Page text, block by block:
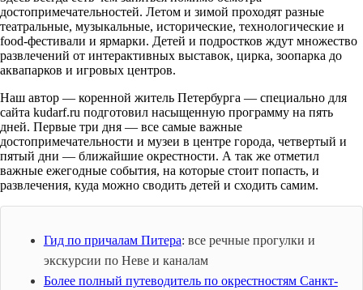
достопримечательностей. Летом и зимой проходят разные
театральные, музыкальные, исторические, технологические и
food-фестивали и ярмарки. Детей и подростков ждут множество
развлечений от интерактивных выставок, цирка, зоопарка до
аквапарков и игровых центров.
Наш автор — коренной житель Петербурга — специально для
сайта kudarf.ru подготовил насыщенную программу на пять
дней. Первые три дня — все самые важные
достопримечательности и музеи в центре города, четвертый и
пятый дни — ближайшие окрестности. А так же отметил
важные ежегодные события, на которые стоит попасть, и
развлечения, куда можно сводить детей и сходить самим.
Гид по причалам Питера: все речные прогулки и
экскурсии по Неве и каналам
Более полный путеводитель по окрестностям Санкт-